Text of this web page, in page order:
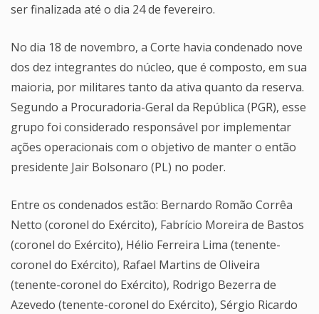
ser finalizada até o dia 24 de fevereiro.
No dia 18 de novembro, a Corte havia condenado nove
dos dez integrantes do núcleo, que é composto, em sua
maioria, por militares tanto da ativa quanto da reserva.
Segundo a Procuradoria-Geral da República (PGR), esse
grupo foi considerado responsável por implementar
ações operacionais com o objetivo de manter o então
presidente Jair Bolsonaro (PL) no poder.
Entre os condenados estão: Bernardo Romão Corrêa
Netto (coronel do Exército), Fabrício Moreira de Bastos
(coronel do Exército), Hélio Ferreira Lima (tenente-
coronel do Exército), Rafael Martins de Oliveira
(tenente-coronel do Exército), Rodrigo Bezerra de
Azevedo (tenente-coronel do Exército), Sérgio Ricardo